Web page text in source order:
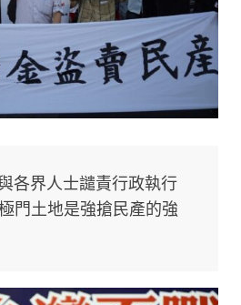
各界人士譴責行政執行
門土地是強搶民產的強